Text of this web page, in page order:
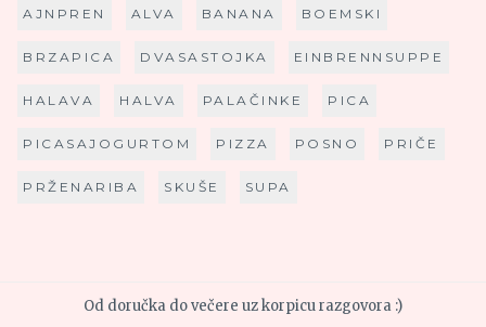
AJNPREN ALVA BANANA BOEMSKI
BRZAPICA DVASASTOJKA EINBRENNSUPPE
HALAVA HALVA PALAČINKE PICA
PICASAJOGURTOM PIZZA POSNO PRIČE
PRŽENARIBA SKUŠE SUPA
Od doručka do večere uz korpicu razgovora :)